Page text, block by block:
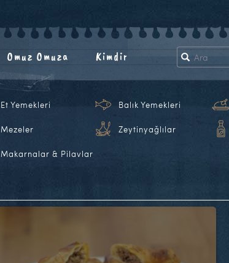
Omuz Omuza Kimdir
Et Yemekleri Balık Yemekleri
Mezeler Zeytinyağlılar
Makarnalar & Pilavlar